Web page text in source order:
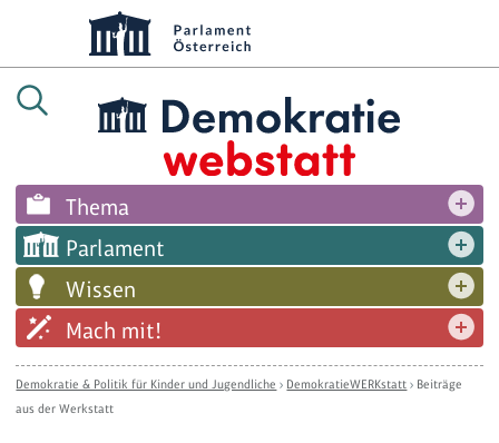
Thema
Parlament
Wissen
Mach mit!
Demokratie & Politik für Kinder und Jugendliche › DemokratieWERKstatt › Beiträge
aus der Werkstatt